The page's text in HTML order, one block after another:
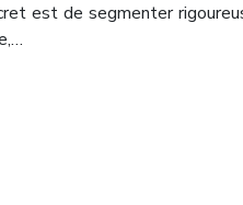
est de segmenter